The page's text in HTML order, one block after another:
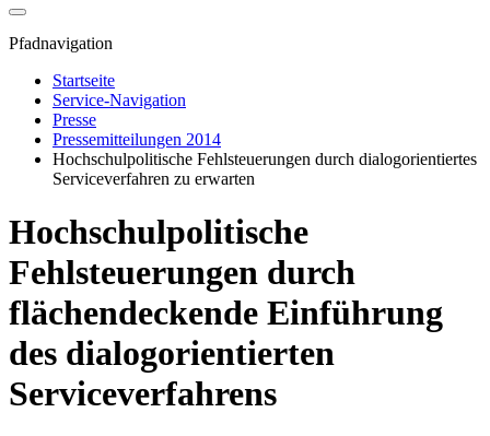
Pfadnavigation
Startseite
Service-Navigation
Presse
Pressemitteilungen 2014
Hochschulpolitische Fehlsteuerungen durch dialogorientiertes
Serviceverfahren zu erwarten
Hochschulpolitische
Fehlsteuerungen durch
flächendeckende Einführung
des dialogorientierten
Serviceverfahrens